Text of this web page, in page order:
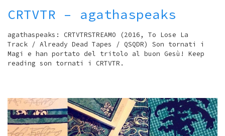
CRTVTR – agathaspeaks
agathaspeaks: CRTVTRSTREAMO (2016, To Lose La
Track / Already Dead Tapes / QSQDR) Son tornati i
Magi e han portato del tritolo al buon Gesù! Keep
reading son tornati i CRTVTR.